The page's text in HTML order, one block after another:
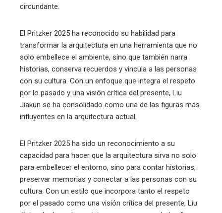
circundante.
El Pritzker 2025 ha reconocido su habilidad para
transformar la arquitectura en una herramienta que no
solo embellece el ambiente, sino que también narra
historias, conserva recuerdos y vincula a las personas
con su cultura. Con un enfoque que integra el respeto
por lo pasado y una visión crítica del presente, Liu
Jiakun se ha consolidado como una de las figuras más
influyentes en la arquitectura actual.
El Pritzker 2025 ha sido un reconocimiento a su
capacidad para hacer que la arquitectura sirva no solo
para embellecer el entorno, sino para contar historias,
preservar memorias y conectar a las personas con su
cultura. Con un estilo que incorpora tanto el respeto
por el pasado como una visión crítica del presente, Liu